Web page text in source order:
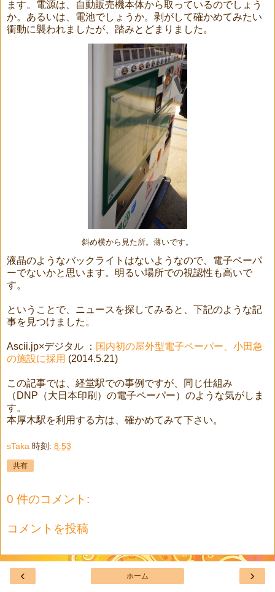
ます。電源は、自動販売機本体から取っているのでしょう
か。あるいは、電池でしょうか。剥がして確かめてみたい
衝動に襲われましたが、踏みとどまりました。
斜め横から見た所。薄いです。
液晶のようなバックライトはないようなので、電子ペーパ
ーでないかと思います。明るい場所での視認性も高いで
す。
ということで、ニュースを探してみると、下記のような記
事を見つけました。
Ascii.jp×デジタル ： 国内初の屋外型電子ペーパー、小田急
の施設に採用 (2014.5.21)
この記事では、経堂駅での事例ですが、同じ仕組み
（DNP（大日本印刷）の電子ペーパー）のような気がしま
す。
本厚木駅を利用する方は、確かめてみて下さい。
sTaka 時刻: 8:53
共有
0 件のコメント:
コメントを投稿
‹ ›
ホーム